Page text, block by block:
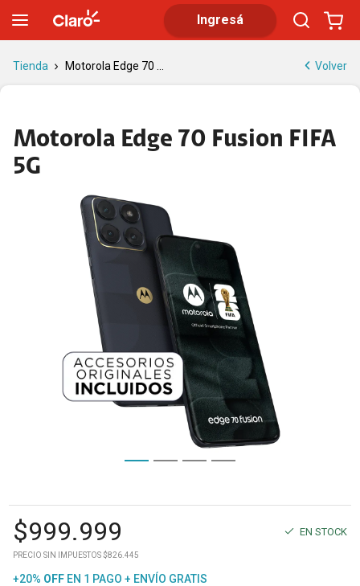
Ingresá
Tienda Motorola Edge 70 ... Volver
Motorola Edge 70 Fusion FIFA
5G
$999.999 EN STOCK
PRECIO SIN IMPUESTOS $826.445
+20% OFF EN 1 PAGO + ENVÍO GRATIS
Motorola Edge 70 Fusion FIFA 5G | Tienda Claro